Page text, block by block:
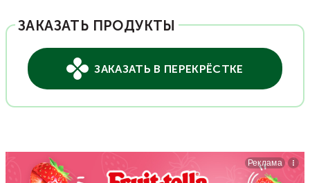
ЗАКАЗАТЬ ПРОДУКТЫ
ЗАКАЗАТЬ В ПЕРЕКРЁСТКЕ